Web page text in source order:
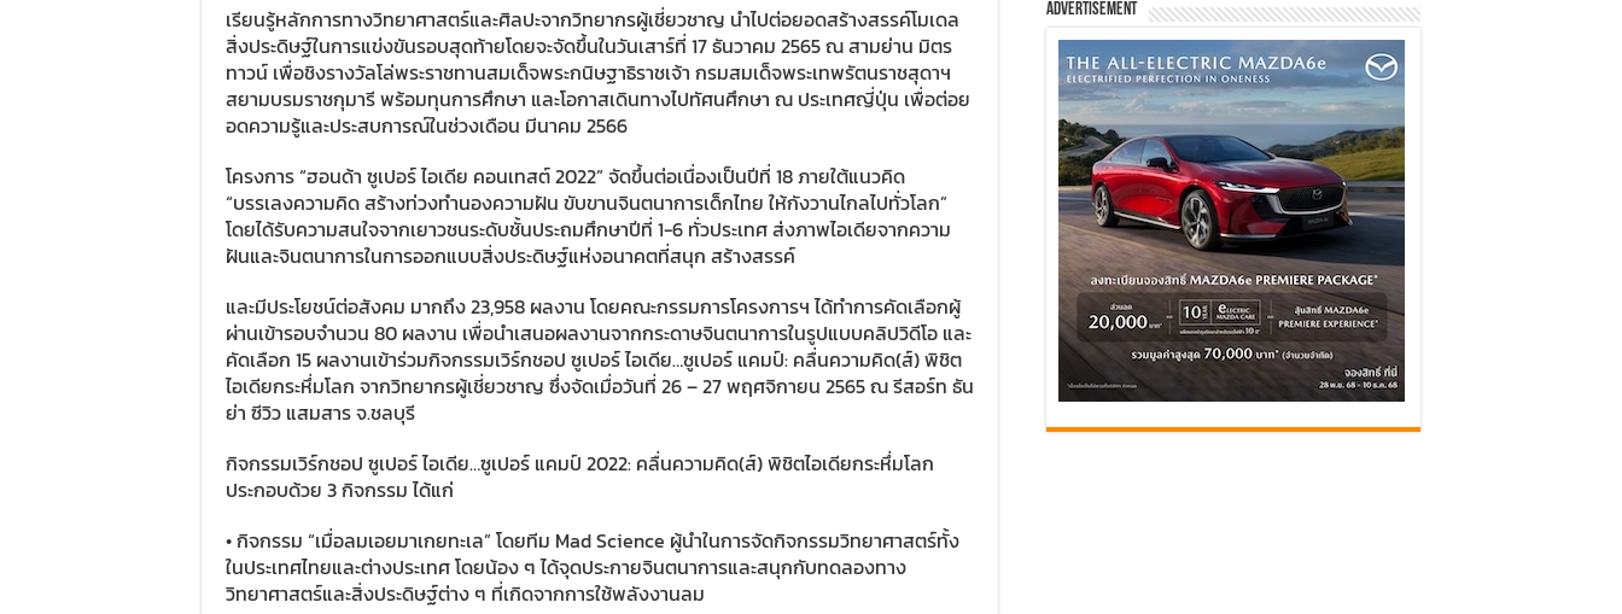
เรียนรู้หลักการทางวิทยาศาสตร์และศิลปะจากวิทยากรผู้เชี่ยวชาญ นำไปต่อยอดสร้างสรรค์โมเดล
สิ่งประดิษฐ์ในการแข่งขันรอบสุดท้ายโดยจะจัดขึ้นในวันเสาร์ที่ 17 ธันวาคม 2565 ณ สามย่าน มิตร
ทาวน์ เพื่อชิงรางวัลโล่พระราชทานสมเด็จพระกนิษฐาธิราชเจ้า กรมสมเด็จพระเทพรัตนราชสุดาฯ
สยามบรมราชกุมารี พร้อมทุนการศึกษา และโอกาสเดินทางไปทัศนศึกษา ณ ประเทศญี่ปุ่น เพื่อต่อย
อดความรู้และประสบการณ์ในช่วงเดือน มีนาคม 2566
โครงการ “ฮอนด้า ซูเปอร์ ไอเดีย คอนเทสต์ 2022” จัดขึ้นต่อเนื่องเป็นปีที่ 18 ภายใต้แนวคิด
“บรรเลงความคิด สร้างท่วงทำนองความฝัน ขับขานจินตนาการเด็กไทย ให้กังวานไกลไปทั่วโลก”
โดยได้รับความสนใจจากเยาวชนระดับชั้นประถมศึกษาปีที่ 1-6 ทั่วประเทศ ส่งภาพไอเดียจากความ
ฝันและจินตนาการในการออกแบบสิ่งประดิษฐ์แห่งอนาคตที่สนุก สร้างสรรค์
และมีประโยชน์ต่อสังคม มากถึง 23,958 ผลงาน โดยคณะกรรมการโครงการฯ ได้ทำการคัดเลือกผู้
ผ่านเข้ารอบจำนวน 80 ผลงาน เพื่อนำเสนอผลงานจากกระดาษจินตนาการในรูปแบบคลิปวิดีโอ และ
คัดเลือก 15 ผลงานเข้าร่วมกิจกรรมเวิร์กชอป ซูเปอร์ ไอเดีย…ซูเปอร์ แคมป์: คลื่นความคิด(ส์) พิชิต
ไอเดียกระหึ่มโลก จากวิทยากรผู้เชี่ยวชาญ ซึ่งจัดเมื่อวันที่ 26 – 27 พฤศจิกายน 2565 ณ รีสอร์ท ธัน
ย่า ซีวิว แสมสาร จ.ชลบุรี
กิจกรรมเวิร์กชอป ซูเปอร์ ไอเดีย…ซูเปอร์ แคมป์ 2022: คลื่นความคิด(ส์) พิชิตไอเดียกระหึ่มโลก
ประกอบด้วย 3 กิจกรรม ได้แก่
• กิจกรรม “เมื่อลมเอยมาเกยทะเล” โดยทีม Mad Science ผู้นำในการจัดกิจกรรมวิทยาศาสตร์ทั้ง
ในประเทศไทยและต่างประเทศ โดยน้อง ๆ ได้จุดประกายจินตนาการและสนุกกับทดลองทาง
วิทยาศาสตร์และสิ่งประดิษฐ์ต่าง ๆ ที่เกิดจากการใช้พลังงานลม
Advertisement